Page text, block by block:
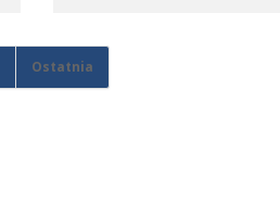
Ostatnia